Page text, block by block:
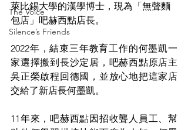
The Voice
Silence’s Friends
萊比錫大學的漢學博士，現為「無聲麵
包店」吧赫西點店長。
2022年，結束三年教育工作的何墨凱一
家選擇搬到長沙定居，吧赫西點原店主
吳正榮啟程回德國，並放心地把這家店
交給了新店長何墨凱。
11年來，吧赫西點因招收聾人員工、幫